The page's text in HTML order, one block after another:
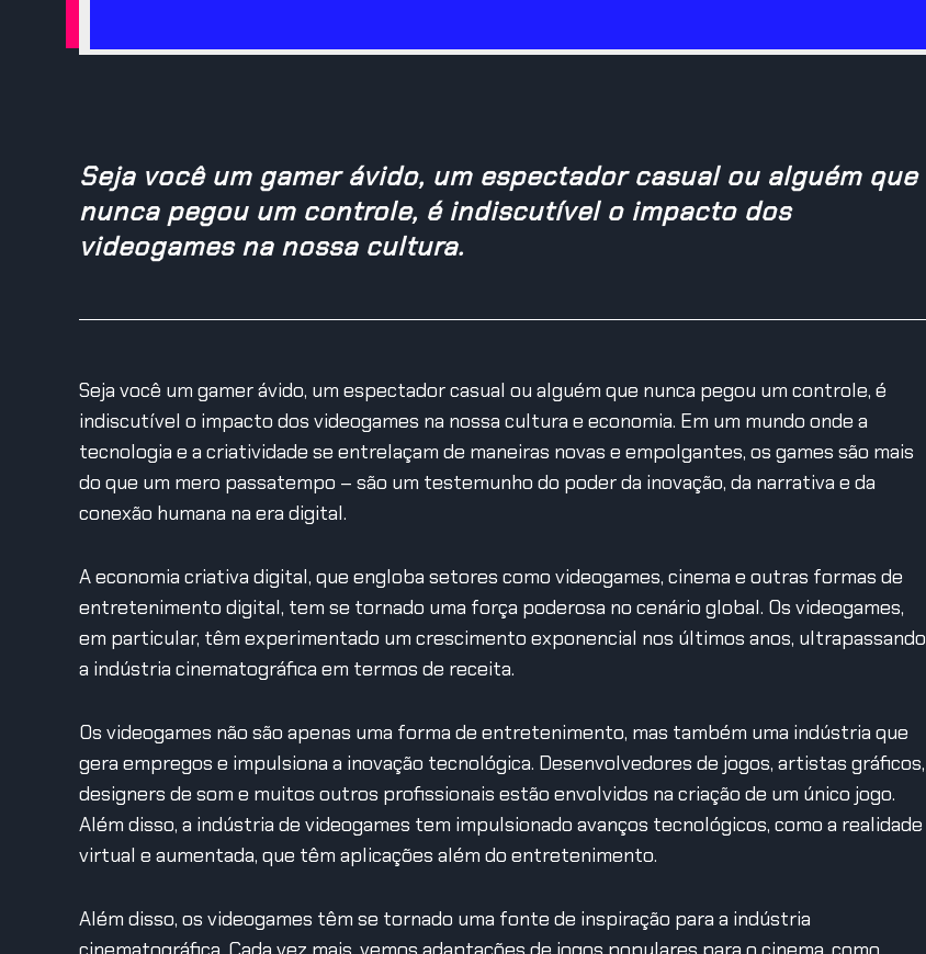
Seja você um gamer ávido, um espectador casual ou alguém que
nunca pegou um controle, é indiscutível o impacto dos
videogames na nossa cultura.
Seja você um gamer ávido, um espectador casual ou alguém que nunca pegou um controle, é
indiscutível o impacto dos videogames na nossa cultura e economia. Em um mundo onde a
tecnologia e a criatividade se entrelaçam de maneiras novas e empolgantes, os games são mais
do que um mero passatempo – são um testemunho do poder da inovação, da narrativa e da
conexão humana na era digital.
A economia criativa digital, que engloba setores como videogames, cinema e outras formas de
entretenimento digital, tem se tornado uma força poderosa no cenário global. Os videogames,
em particular, têm experimentado um crescimento exponencial nos últimos anos, ultrapassando
a indústria cinematográfica em termos de receita.
Os videogames não são apenas uma forma de entretenimento, mas também uma indústria que
gera empregos e impulsiona a inovação tecnológica. Desenvolvedores de jogos, artistas gráficos,
designers de som e muitos outros profissionais estão envolvidos na criação de um único jogo.
Além disso, a indústria de videogames tem impulsionado avanços tecnológicos, como a realidade
virtual e aumentada, que têm aplicações além do entretenimento.
Além disso, os videogames têm se tornado uma fonte de inspiração para a indústria